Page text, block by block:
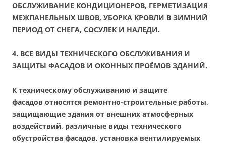
ОБСЛУЖИВАНИЕ КОНДИЦИОНЕРОВ, ГЕРМЕТИЗАЦИЯ
МЕЖПАНЕЛЬНЫХ ШВОВ, УБОРКА КРОВЛИ В ЗИМНИЙ
ПЕРИОД ОТ СНЕГА, СОСУЛЕК И НАЛЕДИ.
4. ВСЕ ВИДЫ ТЕХНИЧЕСКОГО ОБСЛУЖИВАНИЯ И
ЗАЩИТЫ ФАСАДОВ И ОКОННЫХ ПРОЁМОВ ЗДАНИЙ.
К техническому обслуживанию и защите
фасадов относятся ремонтно-строительные работы,
защищающие здания от внешних атмосферных
воздействий, различные виды технического
обустройства фасадов, установка вентилируемых